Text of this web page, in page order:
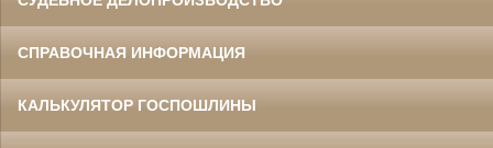
СПРАВОЧНАЯ ИНФОРМАЦИЯ
КАЛЬКУЛЯТОР ГОСПОШЛИНЫ